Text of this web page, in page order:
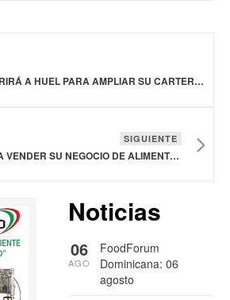
DANONE ADQUIRIRÁ A HUEL PARA AMPLIAR SU CARTERA DE PRODUCTOS EN NUTRICIÓN FUNCIONAL
SIGUIENTE
UNILEVER CONSIDERA VENDER SU NEGOCIO DE ALIMENTOS A MCCORMICK
Noticias
FoodForum
Dominicana: 06
agosto
06
AGO